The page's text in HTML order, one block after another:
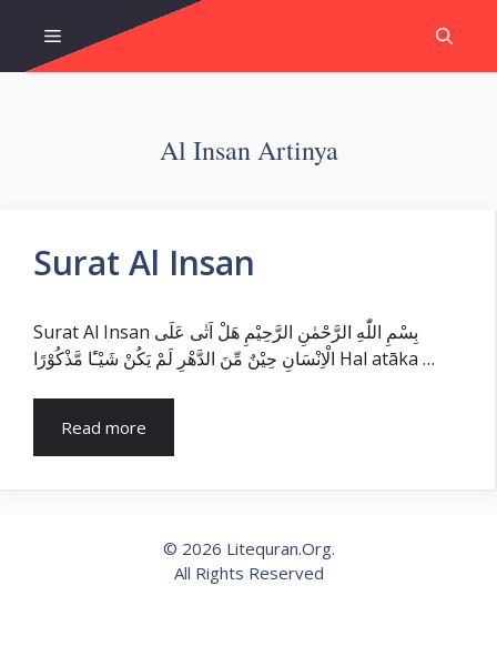
content
Menu
Al Insan Artinya
Surat Al Insan
Surat Al Insan بِسْمِ اللّٰهِ الرَّحْمٰنِ الرَّحِيْمِ هَلْ اَتٰى عَلَى
الْاِنْسَانِ حِيْنٌ مِّنَ الدَّهْرِ لَمْ يَكُنْ شَيْـًٔا مَّذْكُوْرًا Hal atāka …
Read more
© 2026 Litequran.Org.
All Rights Reserved